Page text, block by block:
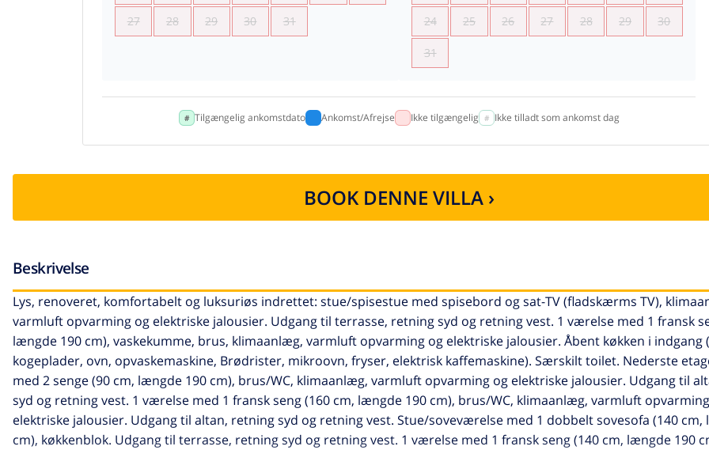
27 28 29 30 31 24 25 26 27 28 29 30
31
Tilgængelig ankomstdato Ankomst/Afrejse Ikke tilgængelig Ikke tilladt som ankomst dag
BOOK DENNE VILLA ›
Beskrivelse
Lys, renoveret, komfortabelt og luksuriøs indrettet: stue/spisestue med spisebord og sat-TV (fladskærms TV),
varmluft opvarming og elektriske jalousier. Udgang til terrasse, retning syd og retning vest. 1 værelse med 1 fransk
længde 190 cm), vaskekumme, brus, klimaanlæg, varmluft opvarming og elektriske jalousier. Åbent køkken i indgang
kogeplader, ovn, opvaskemaskine, Brødrister, mikroovn, fryser, elektrisk kaffemaskine). Særskilt toilet. Nederste
med 2 senge (90 cm, længde 190 cm), brus/WC, klimaanlæg, varmluft opvarming og elektriske jalousier. Udgang til
syd og retning vest. 1 værelse med 1 fransk seng (160 cm, længde 190 cm), brus/WC, klimaanlæg, varmluft
elektriske jalousier. Udgang til altan, retning syd og retning vest. Stue/soveværelse med 1 dobbelt sovesofa (140 cm,
cm), køkkenblok. Udgang til terrasse, retning syd og retning vest. 1 værelse med 1 fransk seng (140 cm, længde 190